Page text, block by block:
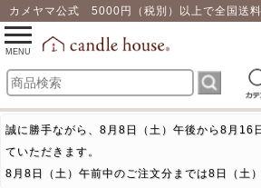
カメヤマ公式 5000円（税別）以上で全国送料
toggle
navigation
MENU
誠に勝手ながら、8月8日（土）午後から8月16
ていただきます。
8月8日（土）午前中のご注文分までは8日（土